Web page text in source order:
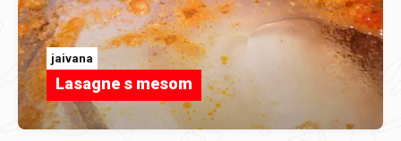
jaivana
Lasagne s mesom